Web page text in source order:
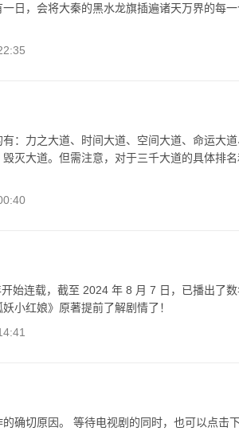
日，会将大秦的黑水龙旗插遍诸天万界的每一
：力之大道、时间大道、空间大道、命运大
灭大道。但需注意，对于三千大道的具体排
开始连载，截至 2024 年 8 月 7 日，已播出了
小红娘》原著提前了解剧情了！
确切原因。 等待电视剧的同时，也可以点击